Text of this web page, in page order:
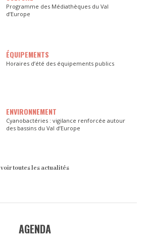
Programme des Médiathèques du Val
d’Europe
ÉQUIPEMENTS
Horaires d’été des équipements publics
ENVIRONNEMENT
Cyanobactéries : vigilance renforcée autour
des bassins du Val d’Europe
voir toutes les actualités
AGENDA